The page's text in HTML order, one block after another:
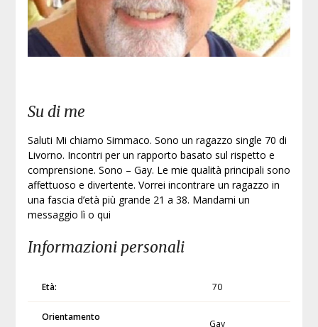
Su di me
Saluti Mi chiamo Simmaco. Sono un ragazzo single 70 di
Livorno. Incontri per un rapporto basato sul rispetto e
comprensione. Sono – Gay. Le mie qualità principali sono
affettuoso e divertente. Vorrei incontrare un ragazzo in
una fascia d’età più grande 21 a 38. Mandami un
messaggio lì o qui
Informazioni personali
Età: 70
Orientamento
Gay